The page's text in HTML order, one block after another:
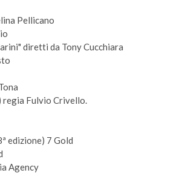
Pellicano
diretti da Tony Cucchiara
regia Fulvio Crivello.
edizione) 7 Gold
Agency